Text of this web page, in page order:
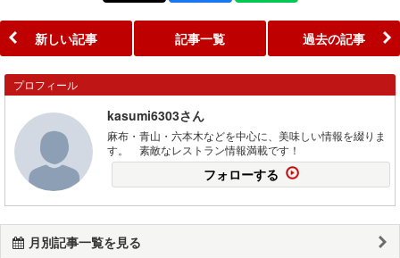
新しい記事 記事一覧 過去の記事
プロフィール
kasumi6303さん
麻布・青山・六本木などを中心に、美味しい情報を綴りま
す。 素敵なレストラン情報満載です！
フォローする
月別記事一覧を見る